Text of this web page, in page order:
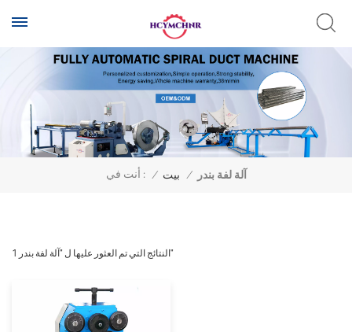
أنت في : / بيت / آلة لفة بندر
1 النتائج التي تم العثور عليها ل "آلة لفة بندر"